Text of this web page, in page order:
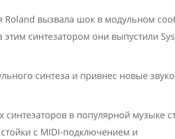
Roland вызвала шок в модульном
синтезатором они выпустили
синтеза и привнес новые
в популярной музыке
с MIDI-подключением и